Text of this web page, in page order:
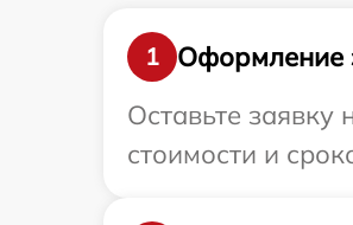
1
Оформление
Оставьте заявку
стоимости и